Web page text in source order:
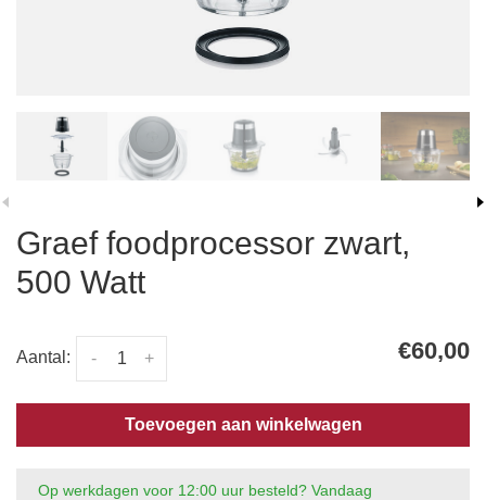
Graef foodprocessor zwart,
500 Watt
Aantal: +
- €60,00
Toevoegen aan winkelwagen
Op werkdagen voor 12:00 uur besteld? Vandaag